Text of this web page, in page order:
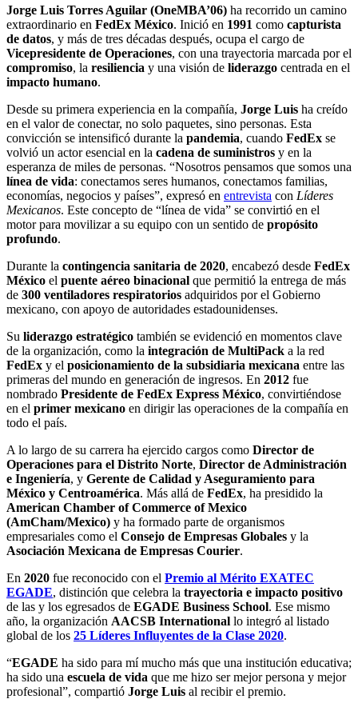
Jorge Luis Torres Aguilar (OneMBA’06) ha recorrido un camino
extraordinario en FedEx México. Inició en 1991 como capturista
de datos, y más de tres décadas después, ocupa el cargo de
Vicepresidente de Operaciones, con una trayectoria marcada por el
compromiso, la resiliencia y una visión de liderazgo centrada en el
impacto humano.
Desde su primera experiencia en la compañía, Jorge Luis ha creído
en el valor de conectar, no solo paquetes, sino personas. Esta
convicción se intensificó durante la pandemia, cuando FedEx se
volvió un actor esencial en la cadena de suministros y en la
esperanza de miles de personas. “Nosotros pensamos que somos una
línea de vida: conectamos seres humanos, conectamos familias,
economías, negocios y países”, expresó en entrevista con Líderes
Mexicanos. Este concepto de “línea de vida” se convirtió en el
motor para movilizar a su equipo con un sentido de propósito
profundo.
Durante la contingencia sanitaria de 2020, encabezó desde FedEx
México el puente aéreo binacional que permitió la entrega de más
de 300 ventiladores respiratorios adquiridos por el Gobierno
mexicano, con apoyo de autoridades estadounidenses.
Su liderazgo estratégico también se evidenció en momentos clave
de la organización, como la integración de MultiPack a la red
FedEx y el posicionamiento de la subsidiaria mexicana entre las
primeras del mundo en generación de ingresos. En 2012 fue
nombrado Presidente de FedEx Express México, convirtiéndose
en el primer mexicano en dirigir las operaciones de la compañía en
todo el país.
A lo largo de su carrera ha ejercido cargos como Director de
Operaciones para el Distrito Norte, Director de Administración
e Ingeniería, y Gerente de Calidad y Aseguramiento para
México y Centroamérica. Más allá de FedEx, ha presidido la
American Chamber of Commerce of Mexico
(AmCham/Mexico) y ha formado parte de organismos
empresariales como el Consejo de Empresas Globales y la
Asociación Mexicana de Empresas Courier.
En 2020 fue reconocido con el Premio al Mérito EXATEC
EGADE, distinción que celebra la trayectoria e impacto positivo
de las y los egresados de EGADE Business School. Ese mismo
año, la organización AACSB International lo integró al listado
global de los 25 Líderes Influyentes de la Clase 2020.
“EGADE ha sido para mí mucho más que una institución educativa;
ha sido una escuela de vida que me hizo ser mejor persona y mejor
profesional”, compartió Jorge Luis al recibir el premio.